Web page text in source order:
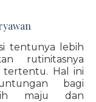
tentunya lebih
rutinitasnya
tertentu. Hal ini
bagi
maju dan